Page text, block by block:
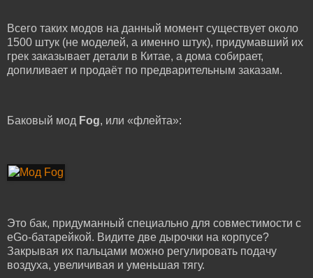
Всего таких модов на данный момент существует около
1500 штук (не моделей, а именно штук), придумавший их
грек заказывает детали в Китае, а дома собирает,
допиливает и продаёт по предварительным заказам.
Баковый мод Fog, или «флейта»:
Это бак, придуманный специально для совместимости с
eGo-батарейкой. Видите две дырочки на корпусе?
Закрывая их пальцами можно регулировать подачу
воздуха, увеличивая и уменьшая тягу.